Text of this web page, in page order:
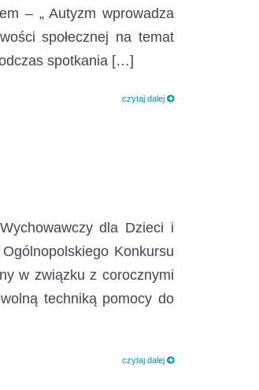
– „ Autyzm wprowadza
społecznej na temat
spotkania […]
czytaj dalej
dla Dzieci i
Konkursu
w związku z corocznymi
techniką pomocy do
czytaj dalej